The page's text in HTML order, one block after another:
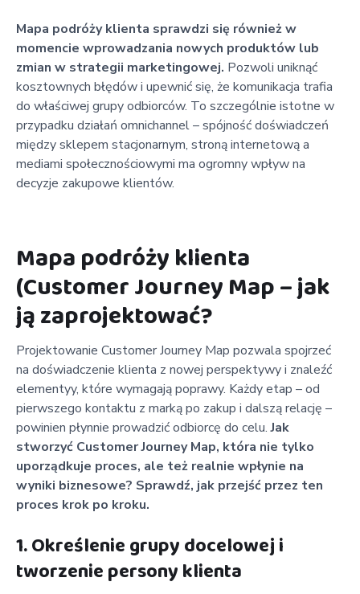
Mapa podróży klienta sprawdzi się również w
momencie wprowadzania nowych produktów lub
zmian w strategii marketingowej. Pozwoli uniknąć
kosztownych błędów i upewnić się, że komunikacja trafia
do właściwej grupy odbiorców. To szczególnie istotne w
przypadku działań omnichannel – spójność doświadczeń
między sklepem stacjonarnym, stroną internetową a
mediami społecznościowymi ma ogromny wpływ na
decyzje zakupowe klientów.
Mapa podróży klienta
(Customer Journey Map – jak
ją zaprojektować?
Projektowanie Customer Journey Map pozwala spojrzeć
na doświadczenie klienta z nowej perspektywy i znaleźć
elementyy, które wymagają poprawy. Każdy etap – od
pierwszego kontaktu z marką po zakup i dalszą relację –
powinien płynnie prowadzić odbiorcę do celu.Jak
stworzyć Customer Journey Map, która nie tylko
uporządkuje proces, ale też realnie wpłynie na
wyniki biznesowe? Sprawdź, jak przejść przez ten
proces krok po kroku.
1. Określenie grupy docelowej i
tworzenie persony klienta